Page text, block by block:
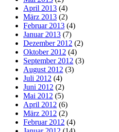
April 2013 (4)
März 2013 (2)
Februar 2013 (4)
Januar 2013 (7)
Dezember 2012 (2)
Oktober 2012 (4)
September 2012 (3)
August 2012 (3)
Juli 2012 (4)
Juni 2012 (2)
Mai 2012 (5)
April 2012 (6)
März 2012 (2)
Februar 2012 (4)